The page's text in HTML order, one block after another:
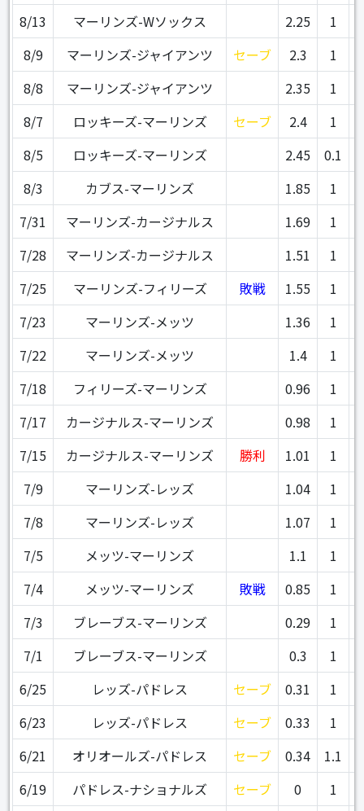
8/13
マーリンズ-Wソックス 2.25 1
8/9
マーリンズ-ジャイアンツ セーブ 2.3 1
8/8
マーリンズ-ジャイアンツ 2.35 1
8/7
ロッキーズ-マーリンズ セーブ 2.4 1
8/5
ロッキーズ-マーリンズ 2.45 0.1
8/3
カブス-マーリンズ 1.85 1
7/31
マーリンズ-カージナルス 1.69 1
7/28
マーリンズ-カージナルス 1.51 1
7/25
マーリンズ-フィリーズ 敗戦 1.55 1
7/23
マーリンズ-メッツ 1.36 1
7/22
マーリンズ-メッツ 1.4 1
7/18
フィリーズ-マーリンズ 0.96 1
7/17
カージナルス-マーリンズ 0.98 1
7/15
カージナルス-マーリンズ 勝利 1.01 1
7/9
マーリンズ-レッズ 1.04 1
7/8
マーリンズ-レッズ 1.07 1
7/5
メッツ-マーリンズ 1.1 1
7/4
メッツ-マーリンズ 敗戦 0.85 1
7/3
ブレーブス-マーリンズ 0.29 1
7/1
ブレーブス-マーリンズ 0.3 1
6/25
レッズ-パドレス セーブ 0.31 1
6/23
レッズ-パドレス セーブ 0.33 1
6/21
オリオールズ-パドレス セーブ 0.34 1.1
6/19
パドレス-ナショナルズ セーブ 0 1